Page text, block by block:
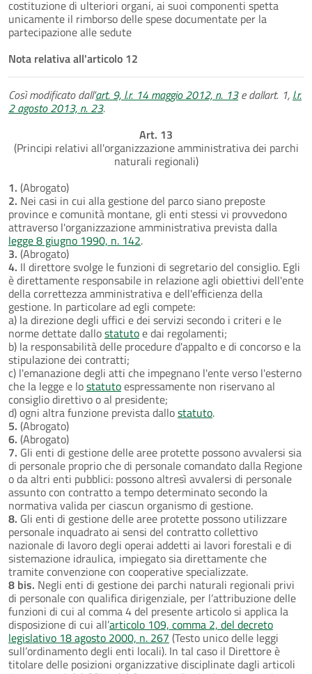
costituzione di ulteriori organi, ai suoi componenti spetta
unicamente il rimborso delle spese documentate per la
partecipazione alle sedute
Nota relativa all'articolo 12
Così modificato dall'art. 9, l.r. 14 maggio 2012, n. 13e dallart. 1, l.r.
2 agosto 2013, n. 23.
Art. 13
(Principi relativi all'organizzazione amministrativa dei parchi
naturali regionali)
1. (Abrogato)
2. Nei casi in cui alla gestione del parco siano preposte
province e comunità montane, gli enti stessi vi provvedono
attraverso l'organizzazione amministrativa prevista dalla
legge 8 giugno 1990, n. 142.
3. (Abrogato)
4. Il direttore svolge le funzioni di segretario del consiglio. Egli
è direttamente responsabile in relazione agli obiettivi dell'ente
della correttezza amministrativa e dell'efficienza della
gestione. In particolare ad egli compete:
a) la direzione degli uffici e dei servizi secondo i criteri e le
norme dettate dallostatutoe dai regolamenti;
b) la responsabilità delle procedure d'appalto e di concorso e la
stipulazione dei contratti;
c) l'emanazione degli atti che impegnano l'ente verso l'esterno
che la legge e lostatutoespressamente non riservano al
consiglio direttivo o al presidente;
d) ogni altra funzione prevista dallostatuto.
5. (Abrogato)
6. (Abrogato)
7. Gli enti di gestione delle aree protette possono avvalersi sia
di personale proprio che di personale comandato dalla Regione
o da altri enti pubblici: possono altresì avvalersi di personale
assunto con contratto a tempo determinato secondo la
normativa valida per ciascun organismo di gestione.
8. Gli enti di gestione delle aree protette possono utilizzare
personale inquadrato ai sensi del contratto collettivo
nazionale di lavoro degli operai addetti ai lavori forestali e di
sistemazione idraulica, impiegato sia direttamente che
tramite convenzione con cooperative specializzate.
8 bis. Negli enti di gestione dei parchi naturali regionali privi
di personale con qualifica dirigenziale, per l’attribuzione delle
funzioni di cui al comma 4 del presente articolo si applica la
disposizione di cui all’articolo 109, comma 2, del decreto
legislativo 18 agosto 2000, n. 267 (Testo unico delle leggi
sull’ordinamento degli enti locali). In tal caso il Direttore è
titolare delle posizioni organizzative disciplinate dagli articoli